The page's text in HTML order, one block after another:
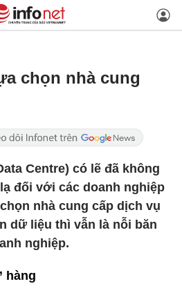
chọn nhà cung
Centre) có lẽ đã không
đối với các doanh nghiệp
nhà cung cấp dịch vụ
dữ liệu thì vẫn là nỗi băn
nghiệp.
hàng